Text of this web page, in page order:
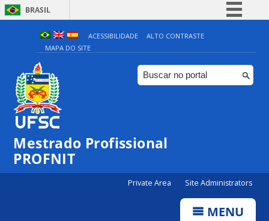
BRASIL
Simplifique!
Comunica BR
Participe
ACESSIBILIDADE
ALTO CONTRASTE
MAPA DO SITE
Mestrado Profissional
PROFNIT
Private Area Site Administrators
MENU